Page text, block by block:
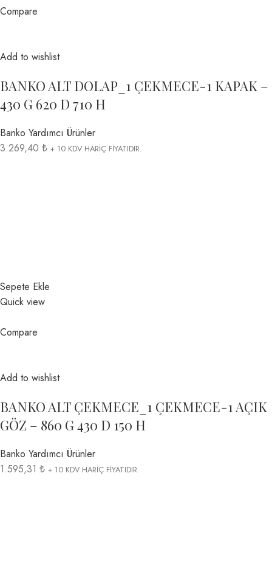
Compare
Add to wishlist
BANKO ALT DOLAP_1 ÇEKMECE-1 KAPAK –
430 G 620 D 710 H
Banko Yardımcı Ürünler
3.269,40 ₺ + 10 KDV HARİÇ FİYATIDIR.
Sepete Ekle
Quick view
Compare
Add to wishlist
BANKO ALT ÇEKMECE_1 ÇEKMECE-1 AÇIK
GÖZ – 860 G 430 D 150 H
Banko Yardımcı Ürünler
1.595,31 ₺ + 10 KDV HARİÇ FİYATIDIR.